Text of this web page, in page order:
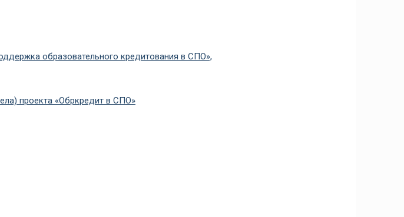
образовательного кредитования в СПО»,
проекта «Обркредит в СПО»